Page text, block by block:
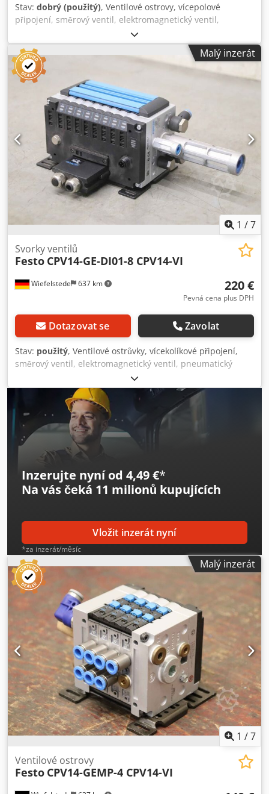
Stav: dobrý (použitý), Ventilové ostrovy, vícepolové
připojení, směrový ventil, elektromagnetický ventil,
pneumatický ventil, vzduchový ventil, tlakový ventil
Dkodpfx Aehzzb Hjgker - Výrobce: Festo, ventilový ostrov
CPV14 - Typ: CPV14-GE-DI01-8 CPV14-VI - Ventily: Festo 161
362 S802 a 161 360 S602 - Samostatné komponenty: viz
fotografie - Rozměry: 180/180/V100 mm - Hmotnost: 2,7 kg
Malý inzerát
1 /7
Wiefelstede 637 km
Svorky ventilů
Festo CPV14-GE-DI01-8 CPV14-VI
220 €
Pevná cena plus DPH
Dotazovat se Zavolat
Stav: použitý, Ventilové ostrůvky, vícekolíkové připojení,
směrový ventil, elektromagnetický ventil, pneumatický
ventil, vzduchový ventil, tlakový ventil Dedpfop Hix Isx
Agkjkr -Výrobce: Festo, ventilový terminál CPV14 -Typ:
CPV14-GE-DI01-8 CPV14-VI -Ventily: Festo 161 361 / 162550 /
162 551 / 161 362 -Jednotlivé součásti: viz fotografie -
Rozměry: 280/160/H110 mm -Hmotnost: 1,8 kg
Inzerujte nyní od 4,49 €*
Na vás čeká 11 milionů kupujících
Vložit inzerát nyní
*za inzerát/měsíc
Malý inzerát
1 /7
Ventilové ostrovy
Festo CPV14-GEMP-4 CPV14-VI